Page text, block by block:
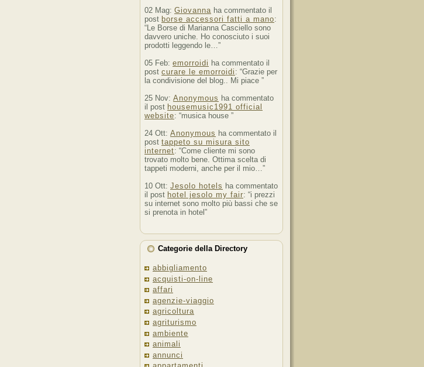
02 Mag: Giovanna ha commentato il
post borse accessori fatti a mano:
“Le Borse di Marianna Casciello sono
davvero uniche. Ho conosciuto i suoi
prodotti leggendo le…”
05 Feb: emorroidi ha commentato il
post curare le emorroidi : “Grazie per
la condivisione del blog.. Mi piace ”
25 Nov: Anonymous ha commentato
il post housemusic1991 official
website: “musica house ”
24 Ott: Anonymous ha commentato il
post tappeto su misura sito
internet: “Come cliente mi sono
trovato molto bene. Ottima scelta di
tappeti moderni, anche per il mio…”
10 Ott: Jesolo hotels ha commentato
il post hotel jesolo my fair: “i prezzi
su internet sono molto più bassi che se
si prenota in hotel”
Categorie della Directory
abbigliamento
acquisti-on-line
affari
agenzie-viaggio
agricoltura
agriturismo
ambiente
animali
annunci